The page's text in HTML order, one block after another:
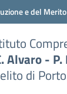
e del Merito
Alvaro -
di